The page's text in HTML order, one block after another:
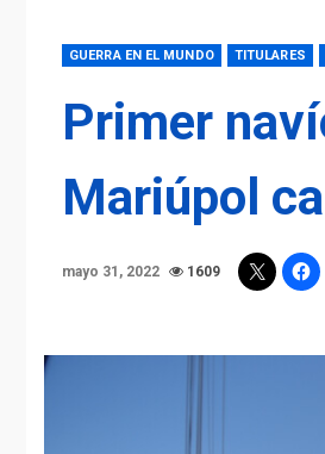
GUERRA EN EL MUNDO TITULARES
Primer
Mariúpol
mayo 31, 2022 1609